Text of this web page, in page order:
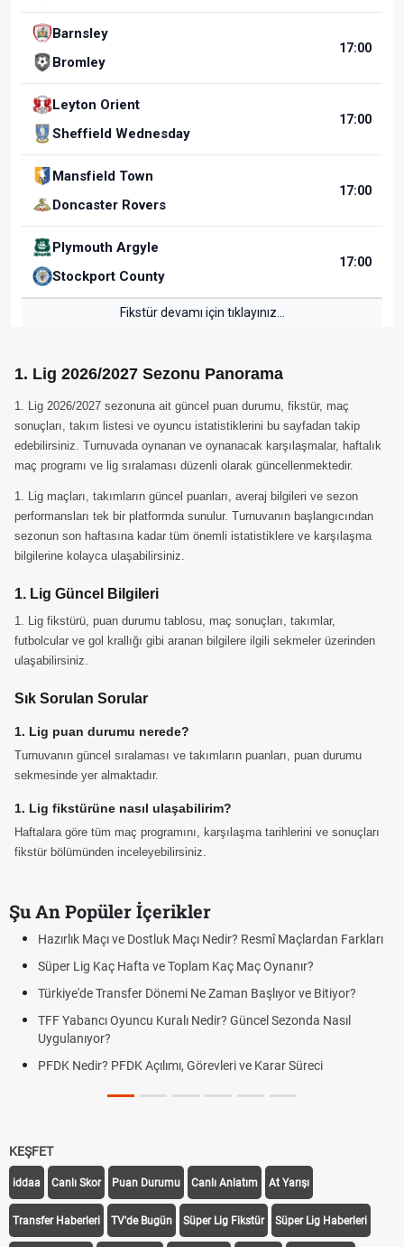
Barnsley
Bromley
17:00
Leyton Orient
Sheffield Wednesday
17:00
Mansfield Town
Doncaster Rovers
17:00
Plymouth Argyle
Stockport County
17:00
Fikstür devamı için tıklayınız...
1. Lig 2026/2027 Sezonu Panorama
1. Lig 2026/2027 sezonuna ait güncel puan durumu, fikstür, maç
sonuçları, takım listesi ve oyuncu istatistiklerini bu sayfadan takip
edebilirsiniz. Turnuvada oynanan ve oynanacak karşılaşmalar, haftalık
maç programı ve lig sıralaması düzenli olarak güncellenmektedir.
1. Lig maçları, takımların güncel puanları, averaj bilgileri ve sezon
performansları tek bir platformda sunulur. Turnuvanın başlangıcından
sezonun son haftasına kadar tüm önemli istatistiklere ve karşılaşma
bilgilerine kolayca ulaşabilirsiniz.
1. Lig Güncel Bilgileri
1. Lig fikstürü, puan durumu tablosu, maç sonuçları, takımlar,
futbolcular ve gol krallığı gibi aranan bilgilere ilgili sekmeler üzerinden
ulaşabilirsiniz.
Sık Sorulan Sorular
1. Lig puan durumu nerede?
Turnuvanın güncel sıralaması ve takımların puanları, puan durumu
sekmesinde yer almaktadır.
1. Lig fikstürüne nasıl ulaşabilirim?
Haftalara göre tüm maç programını, karşılaşma tarihlerini ve sonuçları
fikstür bölümünden inceleyebilirsiniz.
Şu An Popüler İçerikler
Hazırlık Maçı ve Dostluk Maçı Nedir? Resmî Maçlardan Farkları
Süper Lig Kaç Hafta ve Toplam Kaç Maç Oynanır?
Türkiye'de Transfer Dönemi Ne Zaman Başlıyor ve Bitiyor?
TFF Yabancı Oyuncu Kuralı Nedir? Güncel Sezonda Nasıl
Uygulanıyor?
PFDK Nedir? PFDK Açılımı, Görevleri ve Karar Süreci
KEŞFET
iddaa Canlı Skor Puan Durumu Canlı Anlatım At Yarışı
Transfer Haberleri TV'de Bugün Süper Lig Fikstür Süper Lig Haberleri